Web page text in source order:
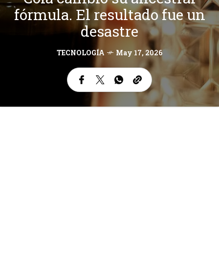
fórmula. El resultado fue un
desastre
TECNOLOGÍA May 17, 2026